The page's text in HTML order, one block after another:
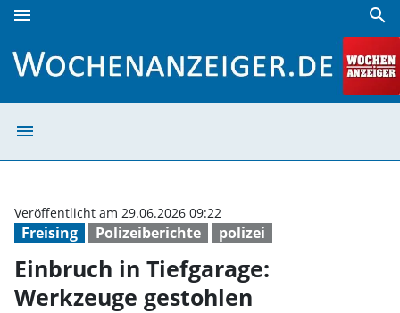
menu search
menu
Freising Polizeiberichte polizei
Veröffentlicht am 29.06.2026 09:22
Einbruch in Tiefgarage:
Werkzeuge gestohlen